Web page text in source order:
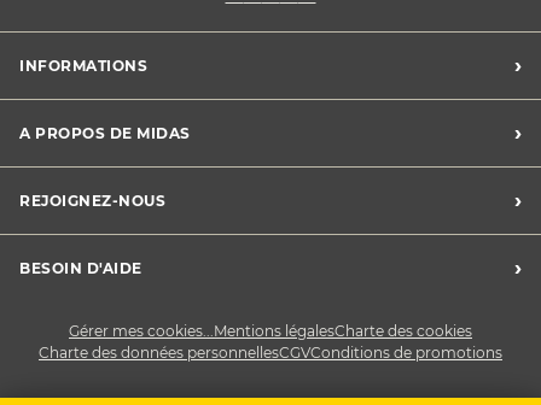
INFORMATIONS ›
Charte des cookies
Charte des données personnelles
CGV
Conditions de promotions
A PROPOS DE MIDAS ›
Midas France
Développement durable
REJOIGNEZ-NOUS ›
Devenez franchisé
BESOIN D'AIDE ›
Gérer mes cookies...Mentions légalesCharte des cookies
Charte des données personnellesCGVConditions de promotions